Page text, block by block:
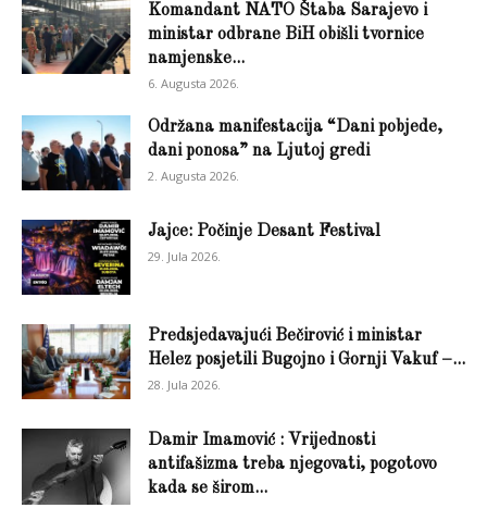
Komandant NATO Štaba Sarajevo i
ministar odbrane BiH obišli tvornice
namjenske...
6. Augusta 2026.
Održana manifestacija “Dani pobjede,
dani ponosa” na Ljutoj gredi
2. Augusta 2026.
Jajce: Počinje Desant Festival
29. Jula 2026.
Predsjedavajući Bečirović i ministar
Helez posjetili Bugojno i Gornji Vakuf –...
28. Jula 2026.
Damir Imamović : Vrijednosti
antifašizma treba njegovati, pogotovo
kada se širom...